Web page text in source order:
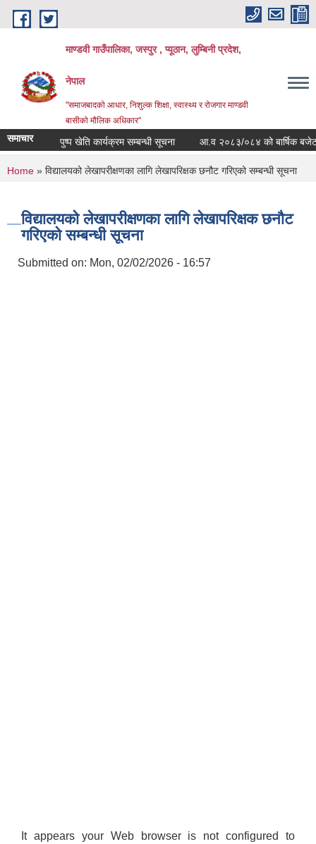
Skip to main content
माण्डवी गाउँपालिका, जस्पुर , प्यूठान, लुम्बिनी प्रदेश,
नेपाल
"समाजबादको आधार, निशुल्क शिक्षा, स्वास्थ्य र रोजगार माण्डवी
बासीको मौलिक अधिकार"
समाचार पुष्प खेति कार्यक्रम सम्बन्धी सूचना आ.व २०८३/०८४ को बार्षिक बजेट तथा
You are here
Home » विद्यालयको लेखापरीक्षणका लागि लेखापरिक्षक छनौट गरिएको सम्बन्धी सूचना
विद्यालयको लेखापरीक्षणका लागि लेखापरिक्षक छनौट
गरिएको सम्बन्धी सूचना
Submitted on: Mon, 02/02/2026 - 16:57
It appears your Web browser is not configured to